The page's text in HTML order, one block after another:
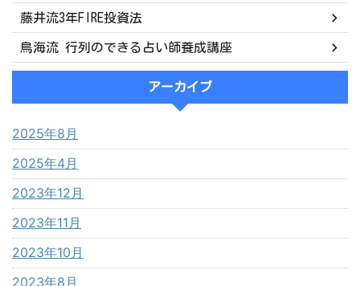
藤井流3年FIRE投資法
鳥海流 行列のできる占い師養成講座
アーカイブ
2025年8月
2025年4月
2023年12月
2023年11月
2023年10月
2023年8月